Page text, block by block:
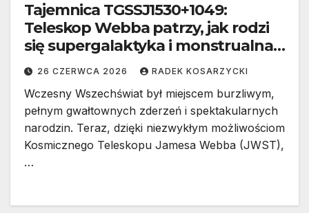
Tajemnica TGSSJ1530+1049:
Teleskop Webba patrzy, jak rodzi
się supergalaktyka i monstrualna
czarna dziura
26 CZERWCA 2026 RADEK KOSARZYCKI
Wczesny Wszechświat był miejscem burzliwym,
pełnym gwałtownych zderzeń i spektakularnych
narodzin. Teraz, dzięki niezwykłym możliwościom
Kosmicznego Teleskopu Jamesa Webba (JWST),
…